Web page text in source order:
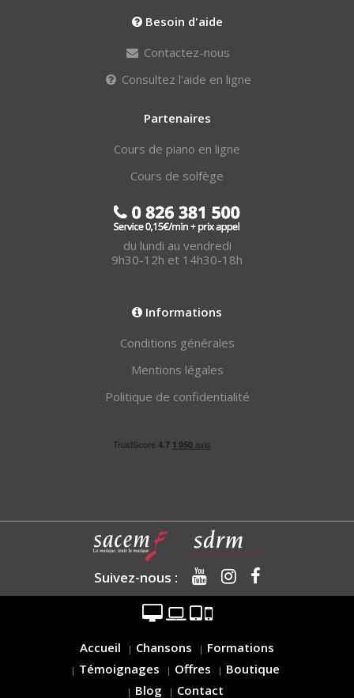
Besoin d'aide
Contactez-nous
Consultez l'aide en ligne
Partenaires
Cours de piano en ligne
Cours de solfège
du lundi au vendredi
9h30-12h et 14h30-18h
Informations
Conditions générales
Mentions légales
Politique de confidentialité
Suivez-nous :
Accueil Chansons
Formations
Témoignages
Offres
Boutique
Blog
Contact